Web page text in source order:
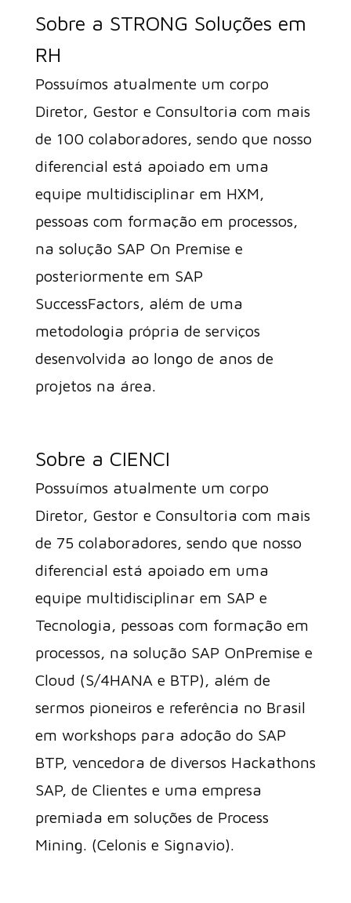
Sobre a STRONG Soluções em
RH
Possuímos atualmente um corpo
Diretor, Gestor e Consultoria com mais
de 100 colaboradores, sendo que nosso
diferencial está apoiado em uma
equipe multidisciplinar em HXM,
pessoas com formação em processos,
na solução SAP On Premise e
posteriormente em SAP
SuccessFactors, além de uma
metodologia própria de serviços
desenvolvida ao longo de anos de
projetos na área.
Sobre a CIENCI
Possuímos atualmente um corpo
Diretor, Gestor e Consultoria com mais
de 75 colaboradores, sendo que nosso
diferencial está apoiado em uma
equipe multidisciplinar em SAP e
Tecnologia, pessoas com formação em
processos, na solução SAP OnPremise e
Cloud (S/4HANA e BTP), além de
sermos pioneiros e referência no Brasil
em workshops para adoção do SAP
BTP, vencedora de diversos Hackathons
SAP, de Clientes e uma empresa
premiada em soluções de Process
Mining. (Celonis e Signavio).